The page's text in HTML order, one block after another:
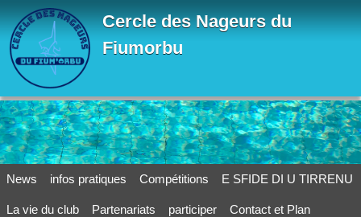
Cercle des Nageurs du
Fiumorbu
News infos pratiques Compétitions E SFIDE DI U TIRRENU
La vie du club Partenariats participer Contact et Plan
Panneau de gestion des cookies